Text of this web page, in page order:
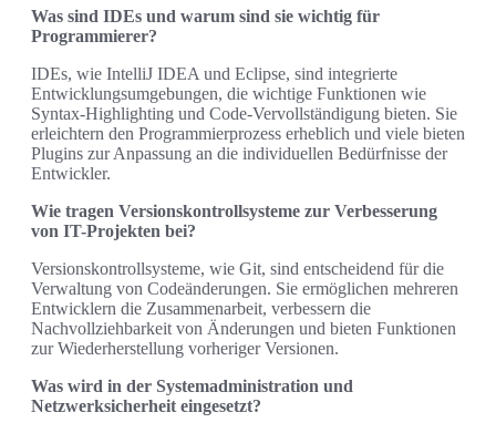
Was sind IDEs und warum sind sie wichtig für
Programmierer?
IDEs, wie IntelliJ IDEA und Eclipse, sind integrierte
Entwicklungsumgebungen, die wichtige Funktionen wie
Syntax-Highlighting und Code-Vervollständigung bieten. Sie
erleichtern den Programmierprozess erheblich und viele bieten
Plugins zur Anpassung an die individuellen Bedürfnisse der
Entwickler.
Wie tragen Versionskontrollsysteme zur Verbesserung
von IT-Projekten bei?
Versionskontrollsysteme, wie Git, sind entscheidend für die
Verwaltung von Codeänderungen. Sie ermöglichen mehreren
Entwicklern die Zusammenarbeit, verbessern die
Nachvollziehbarkeit von Änderungen und bieten Funktionen
zur Wiederherstellung vorheriger Versionen.
Was wird in der Systemadministration und
Netzwerksicherheit eingesetzt?